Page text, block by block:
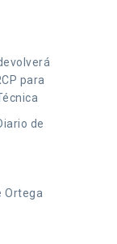
para
de
Ortega